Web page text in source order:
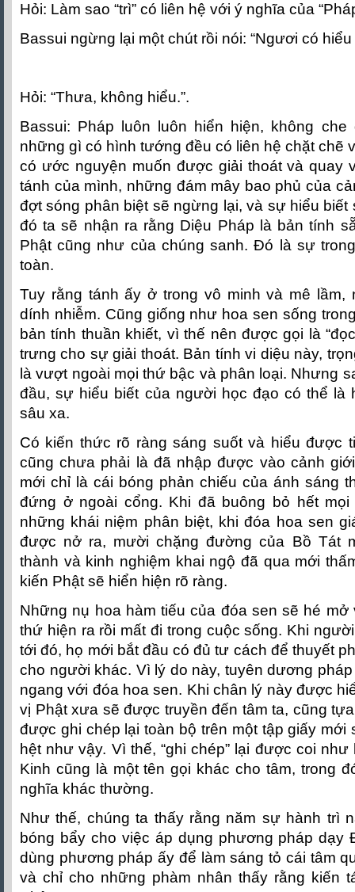
Hỏi: Làm sao “trì” có liên hệ với ý nghĩa của
Bassui ngừng lại một chút rồi nói: “Ngươi có
Hỏi: “Thưa, không hiểu.”.
Bassui: Pháp luôn luôn hiển hiện, không
những gì có hình tướng đều có liên hệ chặt chẽ
có ước nguyện muốn được giải thoát và quay
tánh của mình, những đám mây bao phủ của
đợt sóng phân biệt sẽ ngừng lại, và sự hiểu biết
đó ta sẽ nhận ra rằng Diệu Pháp là bản tính
Phật cũng như của chúng sanh. Ðó là sự
toàn.
Tuy rằng tánh ấy ở trong vô minh và mê lầm,
dính nhiễm. Cũng giống như hoa sen sống
bản tính thuần khiết, vì thế nên được gọi là
trưng cho sự giải thoát. Bản tính vi diệu này,
là vượt ngoài mọi thứ bậc và phân loại. Nhưng
đầu, sự hiểu biết của người học đạo có thể là
sâu xa.
Có kiến thức rõ ràng sáng suốt và hiểu được
cũng chưa phải là đã nhập được vào cảnh
mới chỉ là cái bóng phản chiếu của ánh sáng
đứng ở ngoài cổng. Khi đã buông bỏ hết
những khái niệm phân biệt, khi đóa hoa sen
được nở ra, mười chặng đường của Bồ Tát
thành và kinh nghiệm khai ngộ đã qua mới
kiến Phật sẽ hiển hiện rõ ràng.
Những nụ hoa hàm tiếu của đóa sen sẽ hé
thứ hiện ra rồi mất đi trong cuộc sống. Khi
tới đó, họ mới bắt đầu có đủ tư cách để thuyết
cho người khác. Vì lý do này, tuyên dương
ngang với đóa hoa sen. Khi chân lý này được
vị Phật xưa sẽ được truyền đến tâm ta, cũng
được ghi chép lại toàn bộ trên một tập giấy mới
hệt như vậy. Vì thế, “ghi chép” lại được coi
Kinh cũng là một tên gọi khác cho tâm, trong
nghĩa khác thường.
Như thế, chúng ta thấy rằng năm sự hành trì
bóng bẩy cho việc áp dụng phương pháp dạy
dùng phương pháp ấy để làm sáng tỏ cái tâm
và chỉ cho những phàm nhân thấy rằng kiến